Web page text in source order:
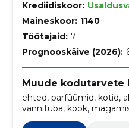
Krediidiskoor:
Maineskoor: 1140
Töötajaid: 7
Prognooskäive (2026):
Muude kodutarvete
ehted, parfüümid, kotid,
vannituba, köök,
hoiustamine